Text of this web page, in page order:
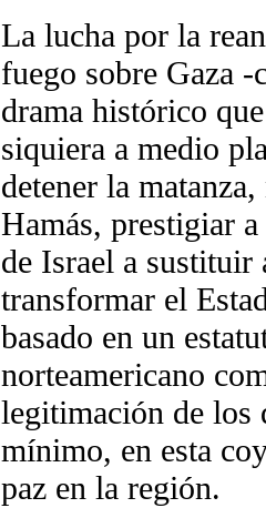
La lucha por la
fuego sobre Gaza
drama histórico
siquiera a medio
detener la
Hamás, prestigiar
de Israel a sustituir
transformar el
basado en un
norteamericano
legitimación de los
mínimo, en esta
paz en la región.